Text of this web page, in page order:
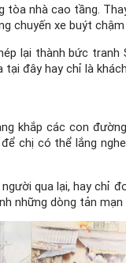
tòa nhà cao tầng.
chuyến xe buýt
lại thành bức
đây hay chỉ là
khắp các con
chị có thể lắng
qua lại, hay chỉ
những dòng tản mạn